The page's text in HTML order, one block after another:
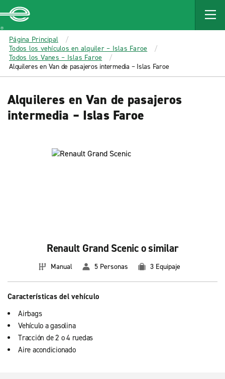
MAIN
CONTENT
Enterprise
Página Principal
Todos los vehículos en alquiler – Islas Faroe
Todos los Vanes – Islas Faroe
Alquileres en Van de pasajeros intermedia – Islas Faroe
Alquileres en Van de pasajeros
intermedia – Islas Faroe
Renault Grand Scenic o similar
Manual 5 Personas 3 Equipaje
Características del vehículo
Airbags
Vehículo a gasolina
Tracción de 2 o 4 ruedas
Aire acondicionado